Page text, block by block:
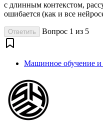
с длинным контекстом,
ошибается (как и все
Ответить Вопрос 1 из 5
Машинное обучение и